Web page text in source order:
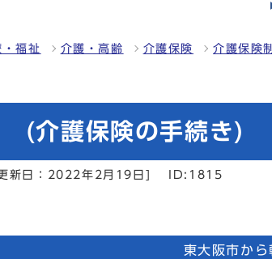
福祉 介護・高齢 介護保険 介護保険
(介護保険の手続き)
新日：2022年2月19日] ID:1815
東大阪市か